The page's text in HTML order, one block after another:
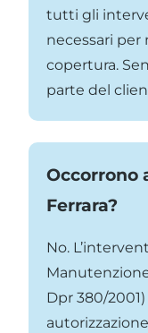
tutti gli
necessari per
copertura.
parte del
Occorrono
Ferrara?
No.
Dpr 380/